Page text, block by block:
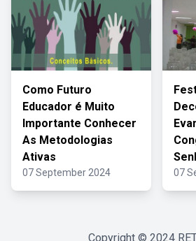
Como Futuro
Educador é Muito
Importante Conhecer
As Metodologias
Ativas
07 September 2024 07
Copyright © 2024